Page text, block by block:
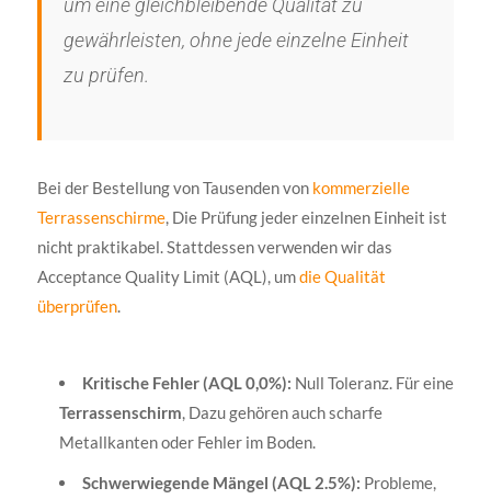
gewährleisten, ohne jede einzelne Einheit
zu prüfen.
Bei der Bestellung von Tausenden von kommerzielle
Terrassenschirme, Die Prüfung jeder einzelnen Einheit ist
nicht praktikabel. Stattdessen verwenden wir das
Acceptance Quality Limit (AQL), umdie Qualität
überprüfen.
Kritische Fehler (AQL 0,0%): Null Toleranz. Für eine
Terrassenschirm , Dazu gehören auch scharfe
Metallkanten oder Fehler im Boden.
Schwerwiegende Mängel (AQL 2.5%): Probleme,